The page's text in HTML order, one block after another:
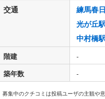
交通 練馬春
光が丘
中村橋
階建 -
築年数
-
募集中のクチコミは投稿ユーザの主観や